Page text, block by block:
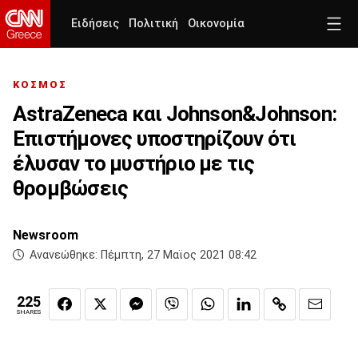
Ειδήσεις Πολιτική Οικονομία
ΚΟΣΜΟΣ
AstraZeneca και Johnson&Johnson:
Επιστήμονες υποστηρίζουν ότι
έλυσαν το μυστήριο με τις
θρομβώσεις
Newsroom
Ανανεώθηκε: Πέμπτη, 27 Μαϊος 2021 08:42
225
SHARES